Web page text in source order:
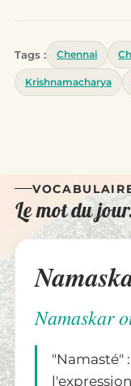
Tags : Chennai
Krishnamacharya
Le mot du
Namaskar
"Namasté"